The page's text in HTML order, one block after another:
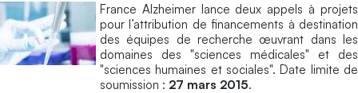
France Alzheimer lance deux appels à projets
pour l’attribution de financements à destination
des équipes de recherche œuvrant dans les
domaines des "sciences médicales" et des
"sciences humaines et sociales". Date limite de
soumission : 27 mars 2015.